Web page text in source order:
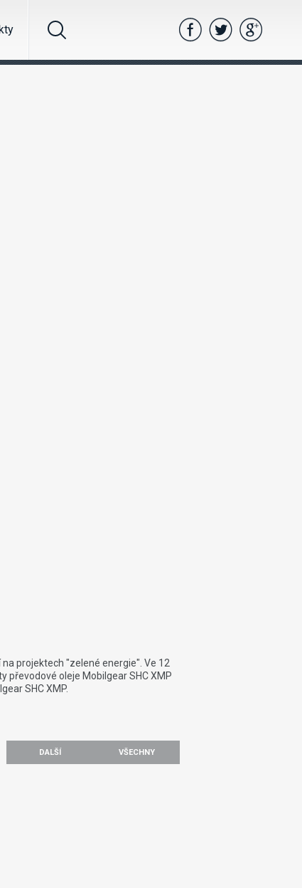
projektech "zelené energie". Ve 12
převodové oleje Mobilgear SHC XMP
SHC XMP.
VŠECHNY
DALŠÍ